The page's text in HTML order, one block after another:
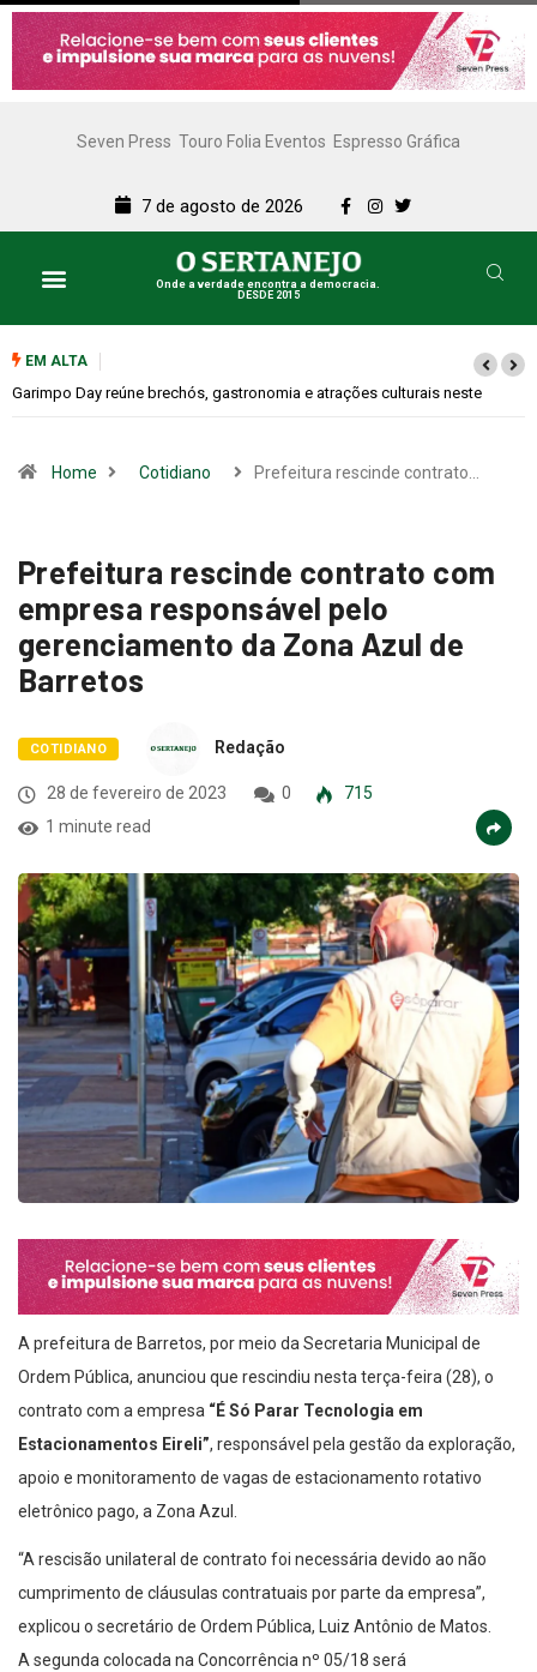
Seven Press Touro Folia Eventos Espresso Gráfica
7 de agosto de 2026
Onde a verdade encontra a democracia.
DESDE 2015
EM ALTA
Bugonia transforma paranoia e conspiração em um suspense
Home Cotidiano Prefeitura rescinde contrato…
Prefeitura rescinde contrato com
empresa responsável pelo
gerenciamento da Zona Azul de
Barretos
COTIDIANO Redação
28 de fevereiro de 2023 0
715
1 minute read
A prefeitura de Barretos, por meio da Secretaria Municipal de
Ordem Pública, anunciou que rescindiu nesta terça-feira (28), o
contrato com a empresa “É Só Parar Tecnologia em
Estacionamentos Eireli”, responsável pela gestão da exploração,
apoio e monitoramento de vagas de estacionamento rotativo
eletrônico pago, a Zona Azul.
“A rescisão unilateral de contrato foi necessária devido ao não
cumprimento de cláusulas contratuais por parte da empresa”,
explicou o secretário de Ordem Pública, Luiz Antônio de Matos.
A segunda colocada na Concorrência nº 05/18 será